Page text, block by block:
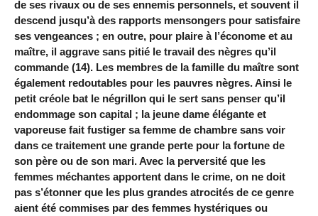
de ses rivaux ou de ses ennemis personnels, et souvent il
descend jusqu’à des rapports mensongers pour satisfaire
ses vengeances ; en outre, pour plaire à l’économe et au
maître, il aggrave sans pitié le travail des nègres qu’il
commande (14). Les membres de la famille du maître sont
également redoutables pour les pauvres nègres. Ainsi le
petit créole bat le négrillon qui le sert sans penser qu’il
endommage son capital ; la jeune dame élégante et
vaporeuse fait fustiger sa femme de chambre sans voir
dans ce traitement une grande perte pour la fortune de
son père ou de son mari. Avec la perversité que les
femmes méchantes apportent dans le crime, on ne doit
pas s’étonner que les plus grandes atrocités de ce genre
aient été commises par des femmes hystériques ou